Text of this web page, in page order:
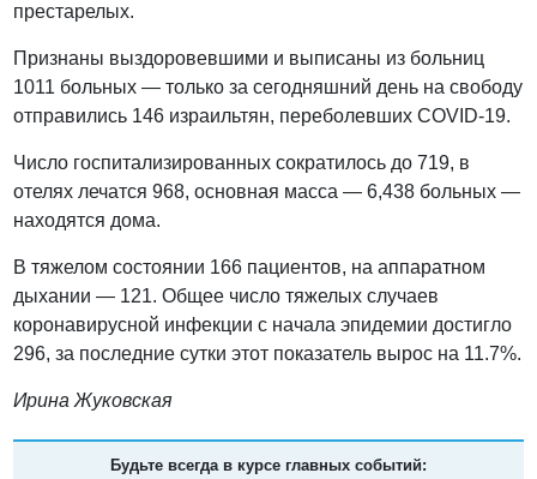
престарелых.
Признаны выздоровевшими и выписаны из больниц
1011 больных — только за сегодняшний день на свободу
отправились 146 израильтян, переболевших COVID-19.
Число госпитализированных сократилось до 719, в
отелях лечатся 968, основная масса — 6,438 больных —
находятся дома.
В тяжелом состоянии 166 пациентов, на аппаратном
дыхании — 121. Общее число тяжелых случаев
коронавирусной инфекции с начала эпидемии достигло
296, за последние сутки этот показатель вырос на 11.7%.
Ирина Жуковская
Будьте всегда в курсе главных событий: